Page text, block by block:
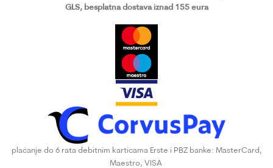
GLS, besplatna dostava iznad 155 eura
plaćanje do 6 rata debitnim karticama Erste i PBZ banke: MasterCard,
Maestro, VISA